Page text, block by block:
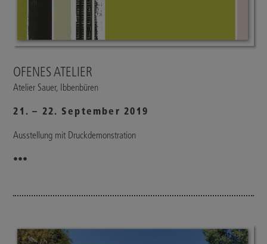
OFENES ATELIER
Atelier Sauer, Ibbenbüren
21. – 22. September 2019
Ausstellung mit Druckdemonstration
•••